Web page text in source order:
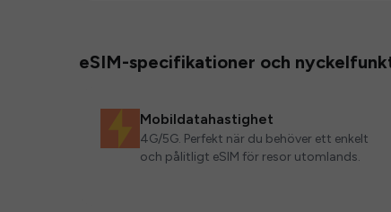
eSIM-specifikationer och
Mobildatahastighet
4G/5G. Perfekt när du behöver ett enkelt
och pålitligt eSIM för resor utomlands.